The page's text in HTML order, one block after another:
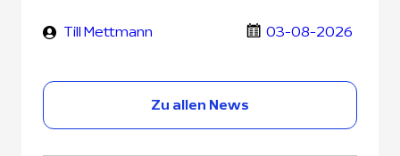
Till Mettmann 03-08-2026
Zu allen News